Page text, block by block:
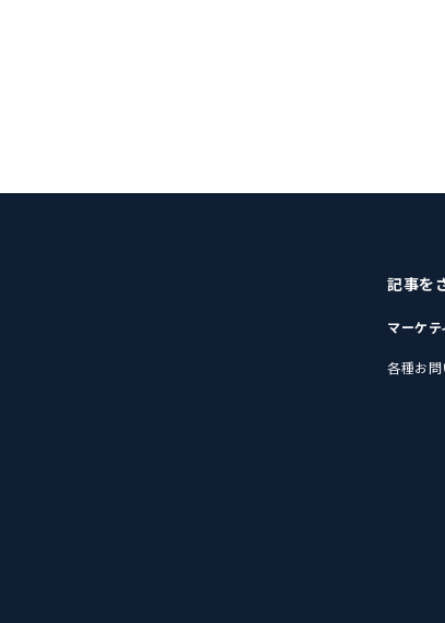
記事を
マーケ
各種お